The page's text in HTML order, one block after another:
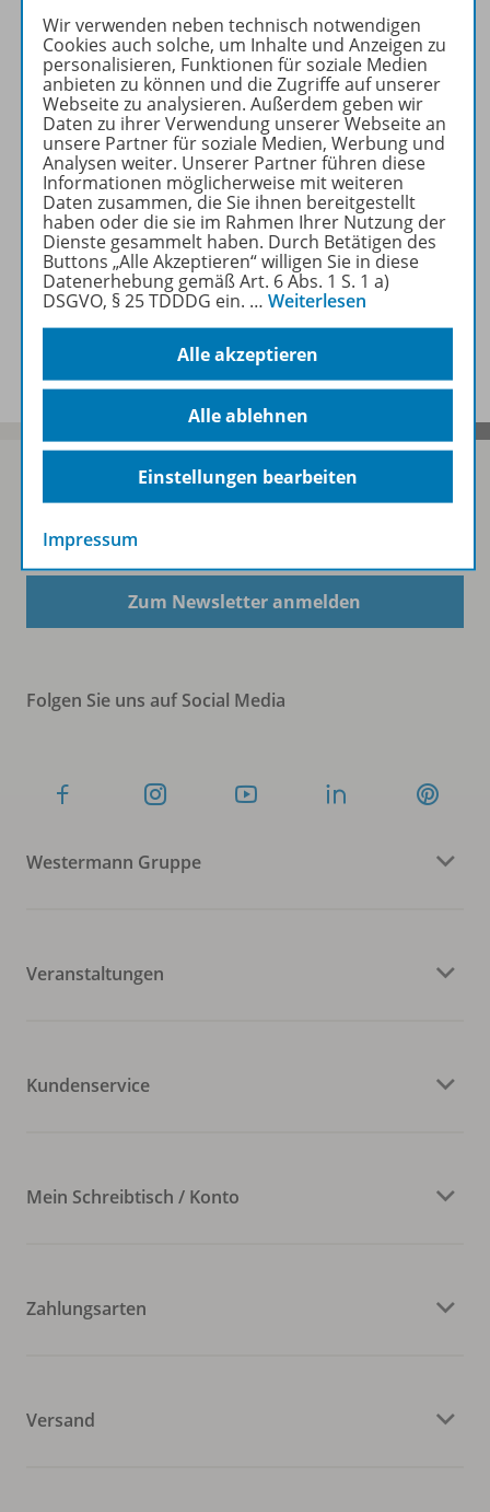
Beschreibung
Zugehörige Produkte
Video
Benachrichtigungs-Service
Sofort profitieren
Zum Newsletter anmelden
Folgen Sie uns auf Social Media
Westermann Gruppe
Veranstaltungen
Kundenservice
Mein Schreibtisch / Konto
Zahlungsarten
Versand
Wir verwenden neben technisch notwendigen
Cookies auch solche, um Inhalte und Anzeigen zu
personalisieren, Funktionen für soziale Medien
anbieten zu können und die Zugriffe auf unserer
Webseite zu analysieren. Außerdem geben wir
Daten zu ihrer Verwendung unserer Webseite an
unsere Partner für soziale Medien, Werbung und
Analysen weiter. Unserer Partner führen diese
Informationen möglicherweise mit weiteren
Daten zusammen, die Sie ihnen bereitgestellt
haben oder die sie im Rahmen Ihrer Nutzung der
Dienste gesammelt haben. Durch Betätigen des
Buttons „Alle Akzeptieren“ willigen Sie in diese
Datenerhebung gemäß Art. 6 Abs. 1 S. 1 a)
DSGVO, § 25 TDDDG ein. … Weiterlesen
Alle akzeptieren
Alle ablehnen
Einstellungen bearbeiten
Impressum